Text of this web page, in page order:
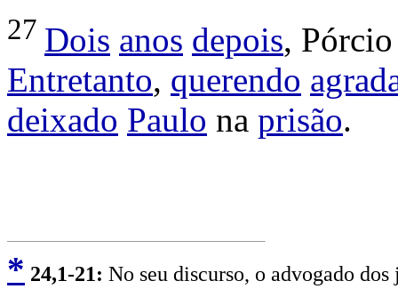
27 Dois anos depois, Pórcio
Entretanto, querendo
deixado Paulo na prisão.
* 24,1-21: No seu discurso, o advogado